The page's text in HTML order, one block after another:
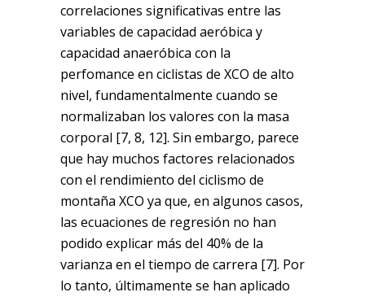
correlaciones significativas entre las
variables de capacidad aeróbica y
capacidad anaeróbica con la
perfomance en ciclistas de XCO de alto
nivel, fundamentalmente cuando se
normalizaban los valores con la masa
corporal [7, 8, 12]. Sin embargo, parece
que hay muchos factores relacionados
con el rendimiento del ciclismo de
montaña XCO ya que, en algunos casos,
las ecuaciones de regresión no han
podido explicar más del 40% de la
varianza en el tiempo de carrera [7]. Por
lo tanto, últimamente se han aplicado